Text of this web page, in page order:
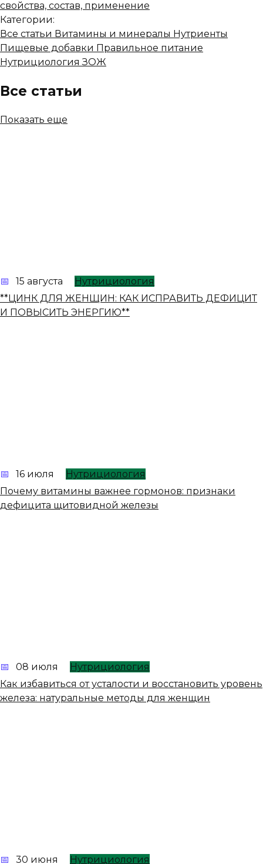
свойства, состав, применение
Категории:
Все статьи Витамины и минералы Нутриенты
Пищевые добавки Правильное питание
НутрициологияЗОЖ
Все статьи
Показать еще
15 августа
Нутрициология
**ЦИНК ДЛЯ ЖЕНЩИН: КАК ИСПРАВИТЬ ДЕФИЦИТ
И ПОВЫСИТЬ ЭНЕРГИЮ**
16 июля
Нутрициология
Почему витамины важнее гормонов: признаки
дефицита щитовидной железы
08 июля
Нутрициология
Как избавиться от усталости и восстановить уровень
железа: натуральные методы для женщин
30 июня Нутрициология